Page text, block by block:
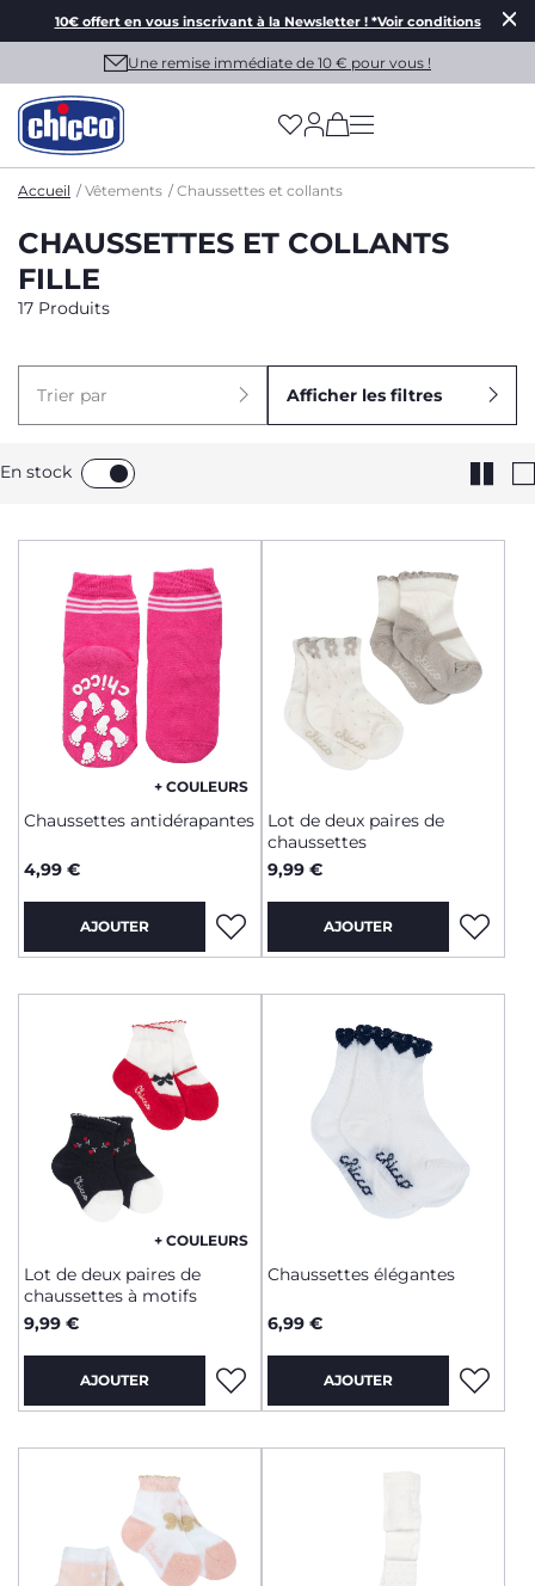
10€ offert en vous inscrivant à la Newsletter ! *Voir conditions
Une remise immédiate de 10 € pour vous !
(has more options
Accueil Vêtements Chaussettes et collants
CHAUSSETTES ET COLLANTS
FILLE
17 Produits
Trier par Afficher les filtres
En stock
+ COULEURS
Chaussettes antidérapantes
4,99 €
AJOUTER
Lot de deux paires de
chaussettes
9,99 €
AJOUTER
+ COULEURS
Lot de deux paires de
chaussettes à motifs
9,99 €
AJOUTER
Chaussettes élégantes
6,99 €
AJOUTER